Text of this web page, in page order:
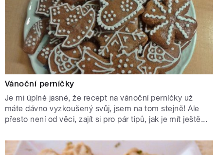
Vánoční perníčky
Je mi úplně jasné, že recept na vánoční perníčky už
máte dávno vyzkoušený svůj, jsem na tom stejně! Ale
přesto není od věci, zajít si pro pár tipů, jak je mít ještě...